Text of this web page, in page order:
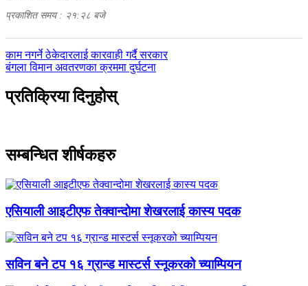
प्रकाशित समय : २१:२८ बजे
पछिल्लाे
-
काम नगर्ने ठेकेदारलाई कारवाही गर्दै सरकार
अघिल्लाे
बंगला विमान अवतरणका क्रममा दुर्घटना
प्रतिक्रिया दिनुहोस्
सम्बन्धित शीर्षकहरु
एसियाली आइटीएफ तेक्वान्दोमा शेखरलाई कास्य पदक
सविन बने टप १६ ग्रान्ड मास्टर्स स्नूकरको च्याम्पियन